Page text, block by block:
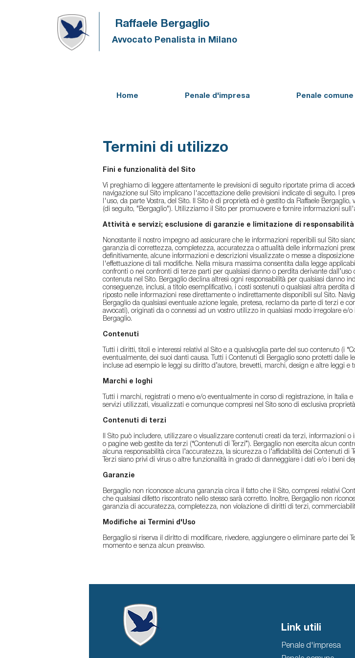
Raffaele Bergaglio
Avvocato Penalista in Milano
Home Penale d'impresa Penale comune
Termini di utilizzo
Fini e funzionalità del Sito
Vi preghiamo di leggere attentamente le previsioni di seguito riportate prima di
navigazione sul Sito implicano l'accettazione delle previsioni indicate di seguito. I
l'uso, da parte Vostra, del Sito. Il Sito è di proprietà ed è gestito da Raffaele
(di seguito, "Bergaglio"). Utilizziamo il Sito per promuovere e fornire informazioni
Attività e servizi; esclusione di garanzie e limitazione di responsabilità
Nonostante il nostro impegno ad assicurare che le informazioni reperibili sul Sito
garanzia di correttezza, completezza, accuratezza o attualità delle informazioni
definitivamente, alcune informazioni e descrizioni visualizzate o messe a
l'effettuazione di tali modifiche. Nella misura massima consentita dalla legge
confronti o nei confronti di terze parti per qualsiasi danno o perdita derivante
contenuta nel Sito. Bergaglio declina altresì ogni responsabilità per qualsiasi danno
conseguenze, inclusi, a titolo esemplificativo, i costi sostenuti o qualsiasi altra perdita
riposto nelle informazioni rese direttamente o indirettamente disponibili sul Sito.
Bergaglio da qualsiasi eventuale azione legale, pretesa, reclamo da parte di terzi e
avvocati), originati da o connessi ad un vostro utilizzo in qualsiasi modo irregolare e/
Bergaglio.
Contenuti
Tutti i diritti, titoli e interessi relativi al Sito e a qualsivoglia parte del suo contenuto (i
eventualmente, dei suoi danti causa. Tutti i Contenuti di Bergaglio sono protetti dalle
incluse ad esempio le leggi su diritto d’autore, brevetti, marchi, design e altre leggi
Marchi e loghi
Tutti i marchi, registrati o meno e/o eventualmente in corso di registrazione, in
servizi utilizzati, visualizzati e comunque compresi nel Sito sono di esclusiva
Contenuti di terzi
Il Sito può includere, utilizzare o visualizzare contenuti creati da terzi, informazioni
o pagine web gestite da terzi (“Contenuti di Terzi”). Bergaglio non esercita alcun
alcuna responsabilità circa l’accuratezza, la sicurezza o l’affidabilità dei Contenuti
Terzi siano privi di virus o altre funzionalità in grado di danneggiare i dati e/o i beni
Garanzie
Bergaglio non riconosce alcuna garanzia circa il fatto che il Sito, compresi relativi
che qualsiasi difetto riscontrato nello stesso sarà corretto. Inoltre, Bergaglio non
garanzia di accuratezza, completezza, non violazione di diritti di terzi,
Modifiche ai Termini d'Uso
Bergaglio si riserva il diritto di modificare, rivedere, aggiungere o eliminare parte dei
momento e senza alcun preavviso.
Link utili
Penale d'impresa